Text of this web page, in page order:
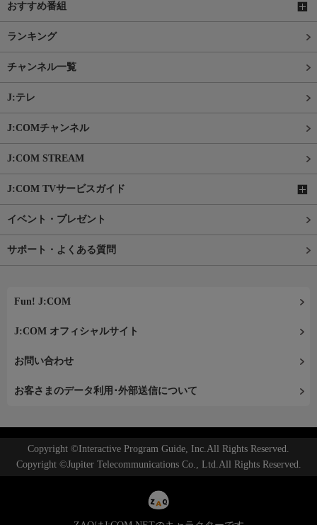
おすすめ番組
ランキング
チャンネル一覧
J:テレ
J:COMチャンネル
J:COM STREAM
J:COM TVサービスガイド
イベント・プレゼント
サポート・よくある質問
Fun! J:COM
J:COM オフィシャルサイト
お問い合わせ
お客さまのデータ利用･外部送信について
Copyright ©Interactive Program Guide, Inc.All Rights Reserved.
Copyright ©Jupiter Telecommunications Co., Ltd.All Rights Reserved.